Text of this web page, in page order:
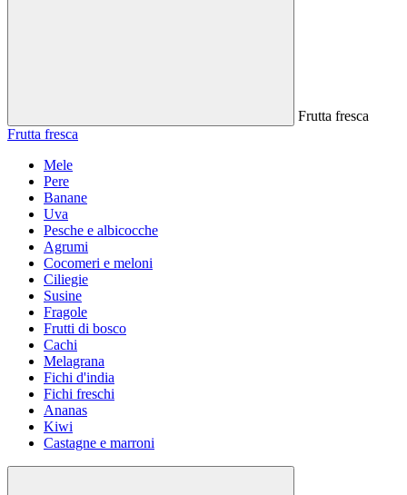
Frutta fresca
Frutta fresca
Mele
Pere
Banane
Uva
Pesche e albicocche
Agrumi
Cocomeri e meloni
Ciliegie
Susine
Fragole
Frutti di bosco
Cachi
Melagrana
Fichi d'india
Fichi freschi
Ananas
Kiwi
Castagne e marroni